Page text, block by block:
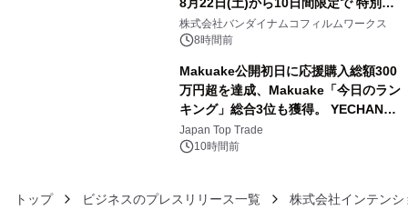
像『UNICORN GUNDAM Statue ―
BEYOND POSSIBILITY ―』を上映！
株式会社バンダイナムコフィルムワークス
8時間前
Makuake公開初日に応援購入総額300
万円超を達成、Makuake「今日のラン
キング」総合3位も獲得。 YECHAN音
浴シンギングボウル第2弾の大型サイ
ズ（XL・2XL・3XL）を先行販売中
Japan Top Trade
10時間前
トップ ビジネスのプレスリリース一覧 株式会社インテンシ